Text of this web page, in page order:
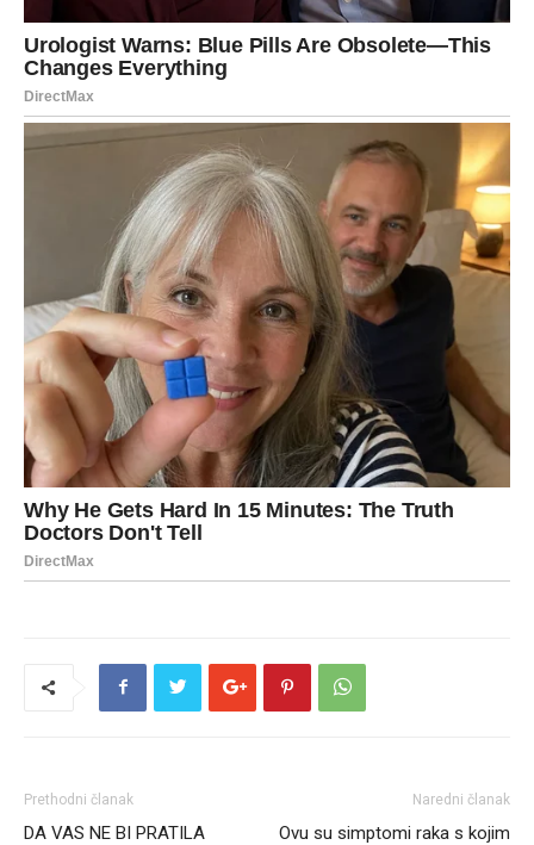
Prethodni članak
DA VAS NE BI PRATILA
Naredni članak
Ovu su simptomi raka s kojim